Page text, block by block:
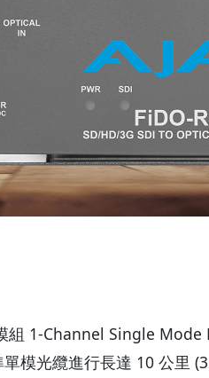
1-Channel Single
模光纜進行長達 10 公里